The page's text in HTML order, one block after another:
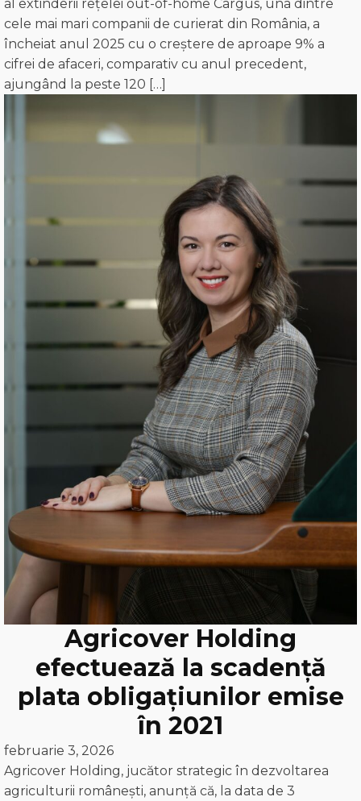
al extinderii rețelei out-of-home Cargus, una dintre
cele mai mari companii de curierat din România, a
încheiat anul 2025 cu o creștere de aproape 9% a
cifrei de afaceri, comparativ cu anul precedent,
ajungând la peste 120 […]
Agricover Holding
efectuează la scadență
plata obligațiunilor emise
în 2021
februarie 3, 2026
Agricover Holding, jucător strategic în dezvoltarea
agriculturii românești, anunță că, la data de 3